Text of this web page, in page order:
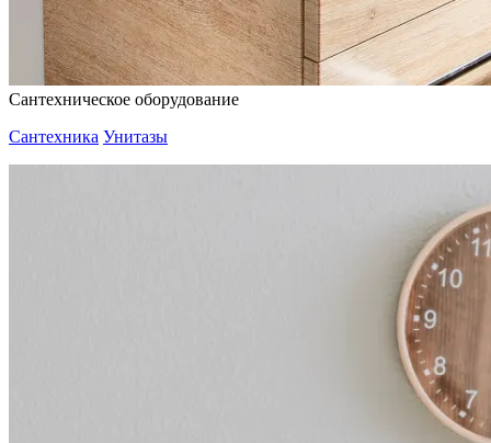
Сантехническое оборудование
Сантехника Унитазы